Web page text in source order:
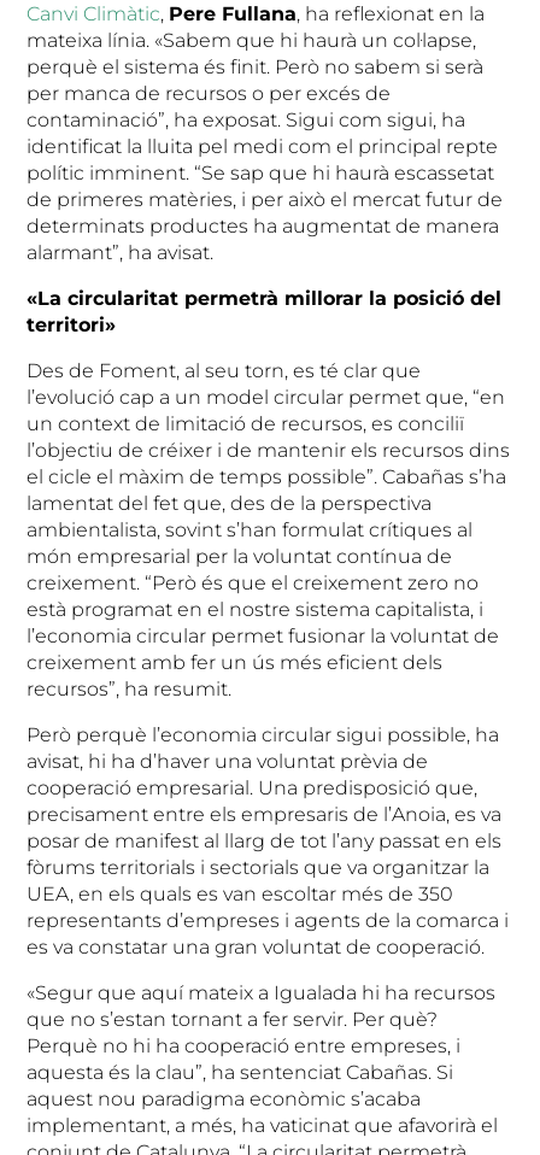
Canvi Climàtic, Pere Fullana, ha reflexionat en la
mateixa línia. «Sabem que hi haurà un col·lapse,
perquè el sistema és finit. Però no sabem si serà
per manca de recursos o per excés de
contaminació”, ha exposat. Sigui com sigui, ha
identificat la lluita pel medi com el principal repte
polític imminent. “Se sap que hi haurà escassetat
de primeres matèries, i per això el mercat futur de
determinats productes ha augmentat de manera
alarmant”, ha avisat.
«La circularitat permetrà millorar la posició del
territori»
Des de Foment, al seu torn, es té clar que
l’evolució cap a un model circular permet que, “en
un context de limitació de recursos, es conciliï
l’objectiu de créixer i de mantenir els recursos dins
el cicle el màxim de temps possible”. Cabañas s’ha
lamentat del fet que, des de la perspectiva
ambientalista, sovint s’han formulat crítiques al
món empresarial per la voluntat contínua de
creixement. “Però és que el creixement zero no
està programat en el nostre sistema capitalista, i
l’economia circular permet fusionar la voluntat de
creixement amb fer un ús més eficient dels
recursos”, ha resumit.
Però perquè l’economia circular sigui possible, ha
avisat, hi ha d’haver una voluntat prèvia de
cooperació empresarial. Una predisposició que,
precisament entre els empresaris de l’Anoia, es va
posar de manifest al llarg de tot l’any passat en els
fòrums territorials i sectorials que va organitzar la
UEA, en els quals es van escoltar més de 350
representants d’empreses i agents de la comarca i
es va constatar una gran voluntat de cooperació.
«Segur que aquí mateix a Igualada hi ha recursos
que no s’estan tornant a fer servir. Per què?
Perquè no hi ha cooperació entre empreses, i
aquesta és la clau”, ha sentenciat Cabañas. Si
aquest nou paradigma econòmic s’acaba
implementant, a més, ha vaticinat que afavorirà el